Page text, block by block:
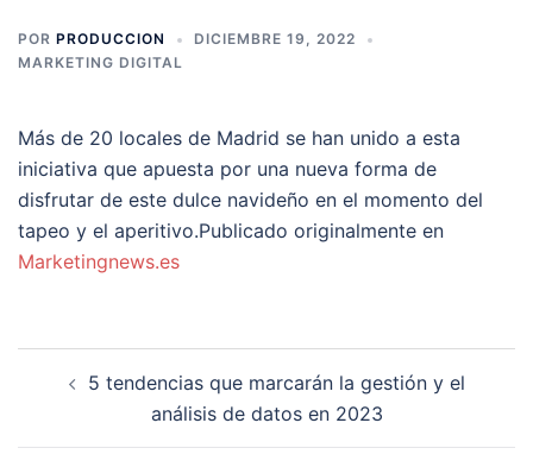
POR PRODUCCION
DICIEMBRE 19, 2022
MARKETING DIGITAL
Más de 20 locales de Madrid se han unido a esta
iniciativa que apuesta por una nueva forma de
disfrutar de este dulce navideño en el momento del
tapeo y el aperitivo.Publicado originalmente en
Marketingnews.es
5 tendencias que marcarán la gestión y el
análisis de datos en 2023